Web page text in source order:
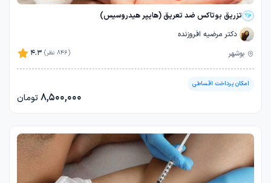
تزریق بوتاکس ضد تعریق (هایپر هیدروسیس)
دکتر مرضیه افروزنده
4.3
(846 نظر) بوشهر
امکان پرداخت اقساطی
8,500,000تومان